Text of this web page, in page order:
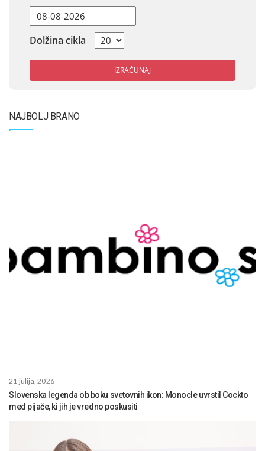
Dolžina cikla
IZRAČUNAJ
NAJBOLJ BRANO
21 julija, 2026
Slovenska legenda ob boku svetovnih ikon: Monocle uvrstil Cockto
med pijače, ki jih je vredno poskusiti